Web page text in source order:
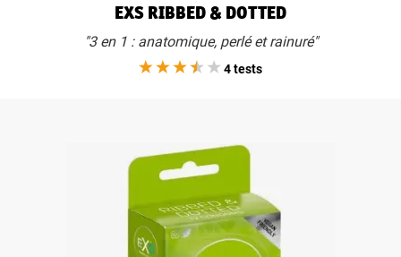
EXS RIBBED & DOTTED
"3 en 1 : anatomique, perlé et rainuré"
4 tests